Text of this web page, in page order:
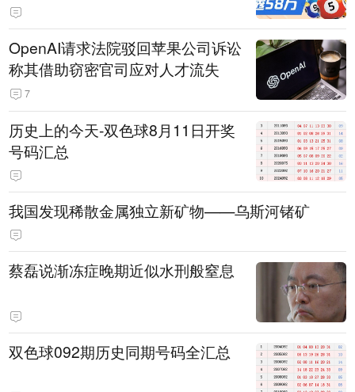
OpenAI请求法院驳回苹果公司诉讼
称其借助窃密官司应对人才流失
7
历史上的今天-双色球8月11日开奖
号码汇总
我国发现稀散金属独立新矿物——乌斯河锗矿
蔡磊说渐冻症晚期近似水刑般窒息
双色球092期历史同期号码全汇总